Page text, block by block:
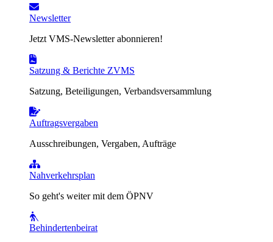
Newsletter
Jetzt VMS-Newsletter abonnieren!
Satzung & Berichte ZVMS
Satzung, Beteiligungen, Verbandsversammlung
Auftragsvergaben
Ausschreibungen, Vergaben, Aufträge
Nahverkehrsplan
So geht's weiter mit dem ÖPNV
Behindertenbeirat